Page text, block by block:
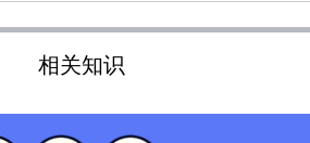
相关知识